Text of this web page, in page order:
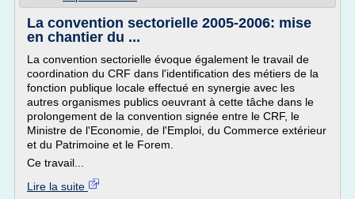
La convention sectorielle 2005-2006: mise
en chantier du ...
La convention sectorielle évoque également le travail de
coordination du CRF dans l'identification des métiers de la
fonction publique locale effectué en synergie avec les
autres organismes publics oeuvrant à cette tâche dans le
prolongement de la convention signée entre le CRF, le
Ministre de l'Economie, de l'Emploi, du Commerce extérieur
et du Patrimoine et le Forem.
Ce travail...
Lire la suite